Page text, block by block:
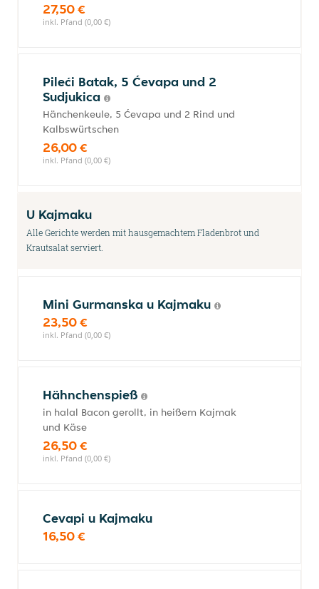
27,50 €
inkl. Pfand (0,00 €)
Pileći Batak, 5 Ćevapa und 2
Sudjukica
Hänchenkeule, 5 Ćevapa und 2 Rind und
Kalbswürtschen
26,00 €
inkl. Pfand (0,00 €)
U Kajmaku
Alle Gerichte werden mit hausgemachtem Fladenbrot und
Krautsalat serviert.
Mini Gurmanska u Kajmaku
23,50 €
inkl. Pfand (0,00 €)
Hähnchenspieß
in halal Bacon gerollt, in heißem Kajmak
und Käse
26,50 €
inkl. Pfand (0,00 €)
Cevapi u Kajmaku
16,50 €